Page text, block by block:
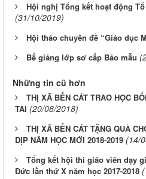
Hội nghị Tổng kết hoạt động
(31/10/2019)
Hội thảo chuyên đề “Giáo dục
Bế giảng lớp sơ cấp Bảo mẫu
Những tin cũ hơn
THỊ XÃ BẾN CÁT TRAO HỌC
TÀI (20/08/2018)
THỊ XÃ BẾN CÁT TẶNG QUÀ
DỊP NĂM HỌC MỚI 2018-2019 (14/
Tổng kết hội thi giáo viên dạy
Đức lần thứ X năm học 2017-2018